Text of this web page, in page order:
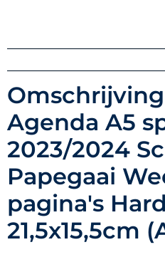
Agenda A5
2023/2024
Papegaai
pagina's
21,5x15,5cm